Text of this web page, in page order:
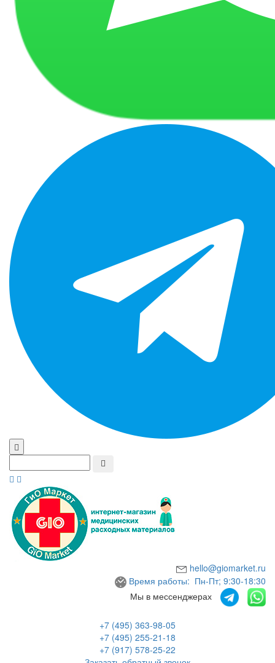
hello@giomarket.ru
Время работы: Пн-Пт; 9:30-18:30
Мы в мессенджерах
+7 (495) 363-98-05
+7 (495) 255-21-18
+7 (917) 578-25-22